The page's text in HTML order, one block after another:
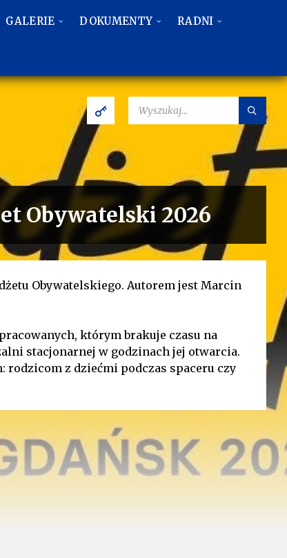
GALERIE DOKUMENTY RADNI
Obywatelski 2026
Obywatelskiego. Autorem jest Marcin
którym brakuje czasu na
stacjonarnej w godzinach jej otwarcia.
z dziećmi podczas spaceru czy